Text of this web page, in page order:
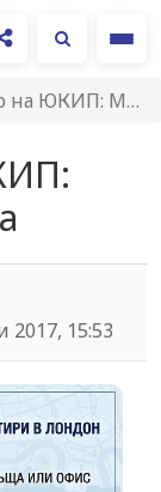
да няма сделка
2017, 15:53